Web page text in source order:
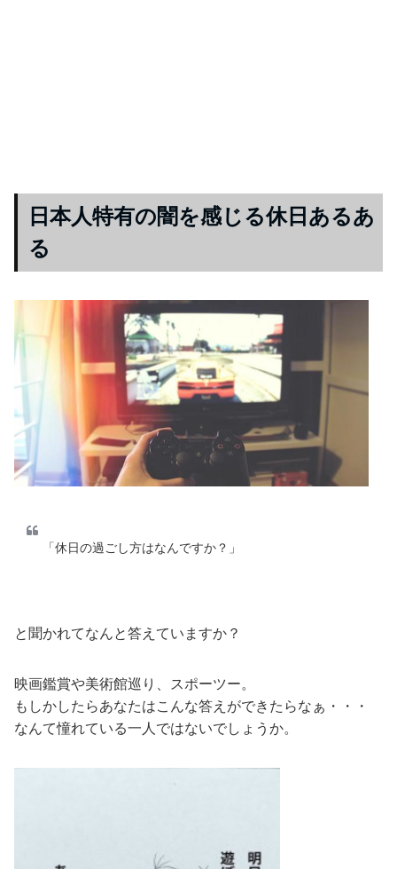
日本人特有の闇を感じる休日あるあ
る
「休日の過ごし方はなんですか？」
と聞かれてなんと答えていますか？
映画鑑賞や美術館巡り、スポーツー。
もしかしたらあなたはこんな答えができたらなぁ・・・
なんて憧れている一人ではないでしょうか。